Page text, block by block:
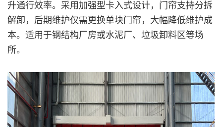
升通行效率。采用加强型卡入式设计，门帘支持分拆
解卸，后期维护仅需更换单块门帘，大幅降低维护成
本。适用于钢结构厂房或水泥厂、垃圾卸料区等场
所。